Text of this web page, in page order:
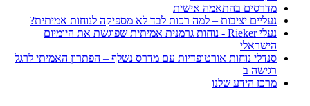
מדרסים בהתאמה אישית
נעליים יציבות – למה רכות לבד לא מספיקה לנוחות אמיתית?
נעלי Rieker - נוחות גרמנית אמיתית שפוגשת את היומיום
הישראלי
סנדלי נוחות אורטופדיות עם מדרס נשלף – הפתרון האמיתי לרגל
רגישה ב
מרכז הידע שלנו